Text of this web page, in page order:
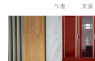
作者： 来源